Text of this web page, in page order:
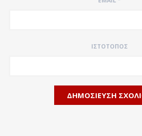
ΙΣΤΌΤΟΠΟΣ